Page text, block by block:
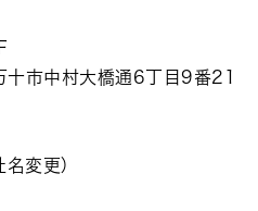
市中村大橋通6丁目9番21
変更）